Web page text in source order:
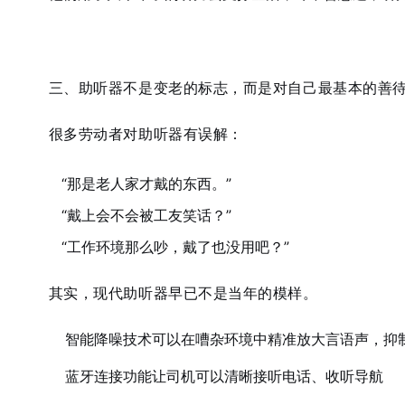
三、助听器不是变老的标志，而是对自己最基本的善
很多劳动者对助听器有误解：
“那是老人家才戴的东西。”
“戴上会不会被工友笑话？”
“工作环境那么吵，戴了也没用吧？”
其实，现代助听器早已不是当年的模样。
智能降噪技术可以在嘈杂环境中精准放大言语声，抑
蓝牙连接功能让司机可以清晰接听电话、收听导航